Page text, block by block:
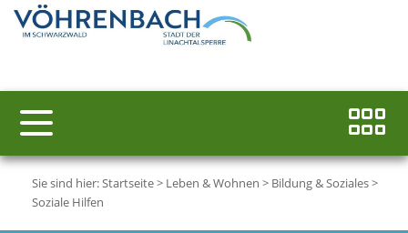
Sie sind hier:Startseite> Leben & Wohnen > Bildung & Soziales>
Soziale Hilfen